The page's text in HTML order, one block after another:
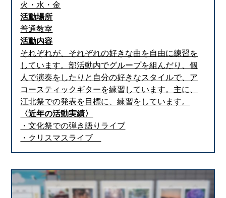
火・水・金
活動場所
普通教室
活動内容
それぞれが、それぞれの好きな曲を自由に練習を
しています。部活動内でグループを組んだり、個
人で演奏をしたりと自分の好きなスタイルで、ア
コースティックギターを練習しています。主に、
江北祭での発表を目標に、練習をしています。
〈近年の活動実績〉
・文化祭での弾き語りライブ
・クリスマスライブ